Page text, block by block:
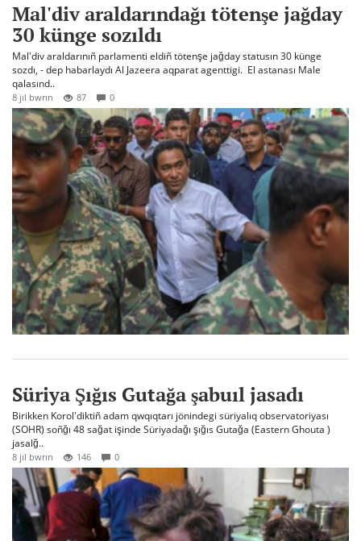
Mal'div araldarındağı tötenşe jağday
30 künge sozıldı
Mal'div araldarınıñ parlamenti eldiñ tötenşe jağday statusın 30 künge
sozdı, - dep habarlaydı Al Jazeera aqparat agenttigi. El astanası Male
qalasınd..
8 jıl bwrın 87 0
Süriya Şığıs Gutağa şabuıl jasadı
Birikken Korol'diktiñ adam qwqıqtarı jönindegi süriyalıq observatoriyası
(SOHR) soñğı 48 sağat işinde Süriyadağı şığıs Gutağa (Eastern Ghouta )
jasalğ..
8 jıl bwrın 146 0